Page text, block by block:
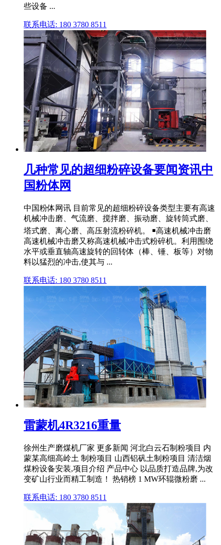
些设备 ...
联系电话: 180 3780 8511
几种常见的超细粉碎设备要闻资讯中
国粉体网
中国粉体网讯 目前常见的超细粉碎设备类型主要有高速
机械冲击磨、气流磨、搅拌磨、振动磨、旋转筒式磨、
塔式磨、离心磨、高压射流粉碎机。 ￭高速机械冲击磨
高速机械冲击磨又称高速机械冲击式粉碎机。利用围绕
水平或垂直轴高速旋转的回转体（棒、锤、板等）对物
料以猛烈的冲击,使其与 ...
联系电话: 180 3780 8511
雷蒙机4R3216重量
徐州生产磨煤机厂家 更多新闻 河北白云石制粉项目 内
蒙某高细高岭土 制粉项目 山西铝矾土制粉项目 清洁烟
煤粉设备安装,项目介绍 产品中心 以品质打造品牌,为改
变矿山行业而精工制造！ 热销榜 1 MW环辊微粉磨 ...
联系电话: 180 3780 8511